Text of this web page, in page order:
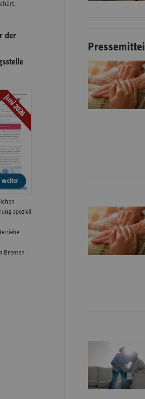
der
Juni 2026
weiter
speziell
-
Bremen